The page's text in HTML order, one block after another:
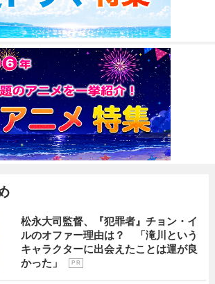
松永大司監督、『犯罪者』チョン・イ
ルのオファー理由は？ 「滝川という
キャラクターに出会えたことは運が良
かった」
P R